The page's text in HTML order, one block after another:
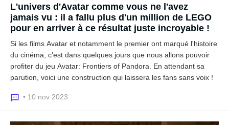
L'univers d'Avatar comme vous ne l'avez
jamais vu : il a fallu plus d'un million de LEGO
pour en arriver à ce résultat juste incroyable !
Si les films Avatar et notamment le premier ont marqué l'histoire
du cinéma, c'est dans quelques jours que nous allons pouvoir
profiter du jeu Avatar: Frontiers of Pandora. En attendant sa
parution, voici une construction qui laissera les fans sans voix !
• 10 nov 2023